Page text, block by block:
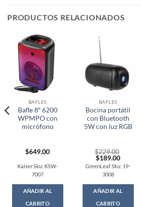
PRODUCTOS RELACIONADOS
BAFLES
Bafle 8″ 6200
WPMPO con
micrófono
$649.00
Kaiser Sku: KSW-
7007
AÑADIR AL
CARRITO
BAFLES
Bocina portátil
con Bluetooth
5W con luz RGB
$229.00
Original
price
was:
$229.00.
$189.00Current
price
is:
GreenLeaf Sku: 19-
3008
AÑADIR AL
CARRITO